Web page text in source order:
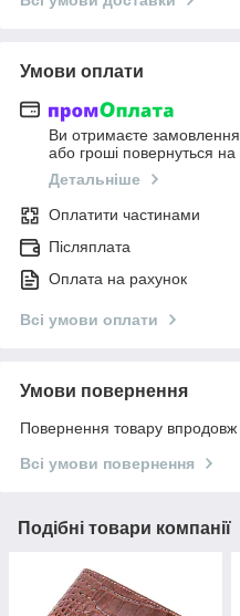
Умови оплати
Ви отримаєте замовлення
або гроші повернуться на
Детальніше
Оплатити частинами
Післяплата
Оплата на рахунок
Всі умови оплати
Умови повернення
Повернення товару впродовж
Всі умови повернення
Подібні товари компанії